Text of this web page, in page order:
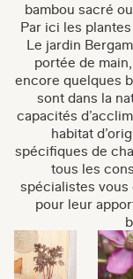
bambou sacré
Par ici les
Le jardin
portée de
encore quelques
sont dans la
capacités
habitat
spécifiques de
tous les
spécialistes
pour leur